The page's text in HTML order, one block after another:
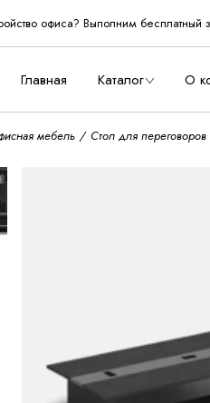
офиса? Выполним
Главная Каталог О
О
О нас
мебель Стол для переговоров